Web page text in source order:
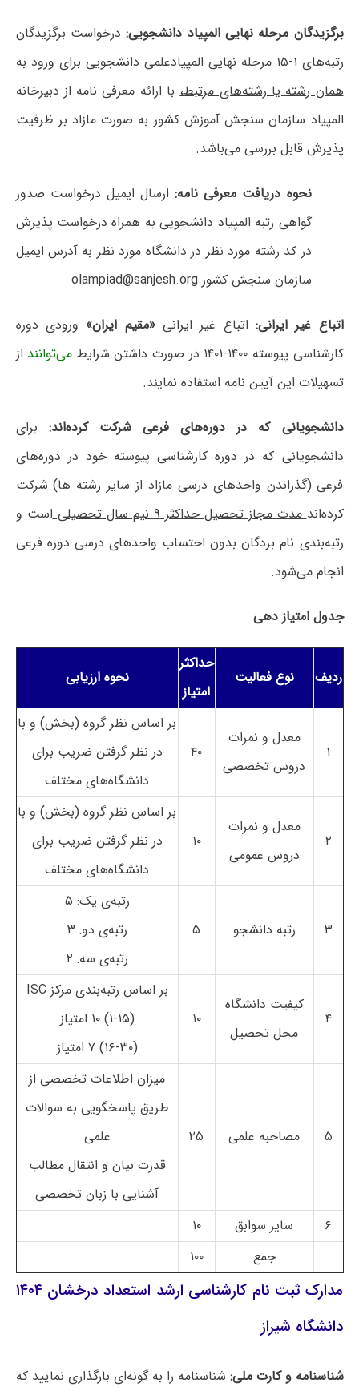
برگزیدگان مرحله نهایی المپیاد دانشجویی: درخواست برگزیدگان
رتبه‌های ۱-۱۵ مرحله نهایی المپیادعلمی دانشجویی برای
ورود به
همان رشته یا رشته‌های مرتبط،با ارائه معرفی نامه از دبیرخانه
المپیاد سازمان سنجش آموزش کشور به صورت مازاد بر ظرفیت
پذیرش قابل بررسی می‌باشد.
نحوه دریافت معرفی نامه: ارسال ایمیل درخواست صدور
گواهی رتبه المپیاد دانشجویی به همراه درخواست پذیرش
در کد رشته مورد نظر در دانشگاه مورد نظر به آدرس ایمیل
سازمان سنجش کشور olampiad@sanjesh.org
اتباع غیر ایرانی: اتباع غیر ایرانی«مقیم ایران» ورودی دوره
کارشناسی پیوسته ۱۴۰۰-۱۴۰۱ در صورت داشتن شرایط
می‌توانند از
تسهیلات این آیین نامه استفاده نمایند.
دانشجویانی که در دوره‌های فرعی شرکت کرده‌اند: برای
دانشجویانی که در دوره کارشناسی پیوسته خود در دوره‌های
فرعی (گذراندن واحدهای درسی مازاد از سایر رشته ها) شرکت
کرده‌اندمدت مجاز تحصیل حداکثر ۹ نیم سال تحصیلی
است و
رتبه‌بندی نام بردگان بدون احتساب واحدهای درسی دوره فرعی
انجام می‌شود.
جدول امتیاز دهی
ردیف نوع فعالیت
حداکثر
امتیاز
نحوه ارزیابی
۱
معدل و نمرات
دروس تخصصی
۴۰
بر اساس نظر گروه (بخش) و با
در نظر گرفتن ضریب برای
دانشگاه‌های مختلف
۲
معدل و نمرات
دروس عمومی
۱۰
بر اساس نظر گروه (بخش) و با
در نظر گرفتن ضریب برای
دانشگاه‌های مختلف
۳ رتبه دانشجو ۵
رتبه‌ی یک: ۵
رتبه‌ی دو: ۳
رتبه‌ی سه: ۲
۴
کیفیت دانشگاه
محل تحصیل
۱۰
بر اساس رتبه‌بندی مرکز ISC
(۱-۱۵) ۱۰ امتیاز
(۱۶-۳۰) ۷ امتیاز
۵ مصاحبه علمی ۲۵
میزان اطلاعات تخصصی از
طریق پاسخگویی به سوالات
علمی
قدرت بیان و انتقال مطالب
آشنایی با زبان تخصصی
۶
سایر سوابق
۱۰
جمع
۱۰۰
مدارک ثبت نام کارشناسی ارشد استعداد درخشان ۱۴۰۴
دانشگاه شیراز
شناسنامه و کارت ملی: شناسنامه را به گونه‌ای بارگذاری نمایید که